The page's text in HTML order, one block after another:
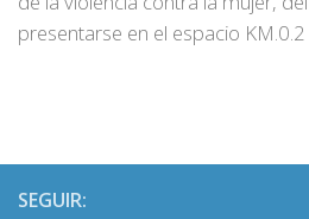
presentarse en el espacio KM.0.2
SEGUIR: